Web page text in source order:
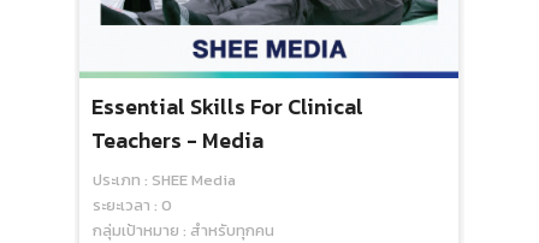
Essential Skills For Clinical
Teachers - Media
ประเภท : SHEE Media
ระยะเวลา : 0
กลุ่มเป้าหมาย : สำหรับทุกคน